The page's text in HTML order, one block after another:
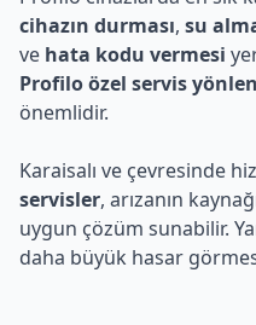
cihazın durması, su
ve hata kodu vermesi
Profilo özel servis
önemlidir.
Karaisalı ve çevresinde
servisler, arızanın
uygun çözüm sunabilir.
daha büyük hasar